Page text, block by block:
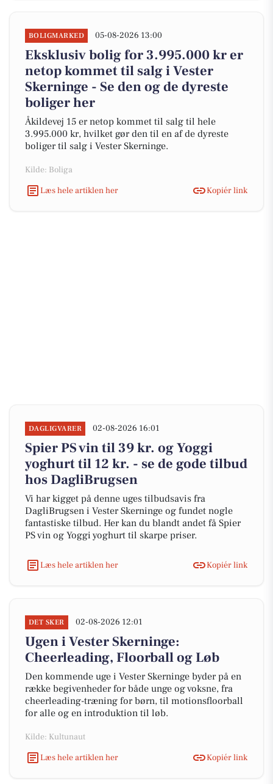
BOLIGMARKED 05-08-2026 13:00
Eksklusiv bolig for 3.995.000 kr er
netop kommet til salg i Vester
Skerninge - Se den og de dyreste
boliger her
Åkildevej 15 er netop kommet til salg til hele
3.995.000 kr, hvilket gør den til en af de dyreste
boliger til salg i Vester Skerninge.
Kilde: Boliga
Læs hele artiklen her
Kopiér link
DAGLIGVARER 02-08-2026 16:01
Spier PS vin til 39 kr. og Yoggi
yoghurt til 12 kr. - se de gode tilbud
hos DagliBrugsen
Vi har kigget på denne uges tilbudsavis fra
DagliBrugsen i Vester Skerninge og fundet nogle
fantastiske tilbud. Her kan du blandt andet få Spier
PS vin og Yoggi yoghurt til skarpe priser.
Læs hele artiklen her Kopiér link
DET SKER 02-08-2026 12:01
Ugen i Vester Skerninge:
Cheerleading, Floorball og Løb
Den kommende uge i Vester Skerninge byder på en
række begivenheder for både unge og voksne, fra
cheerleading-træning for børn, til motionsfloorball
for alle og en introduktion til løb.
Kilde: Kultunaut
Læs hele artiklen her
Kopiér link